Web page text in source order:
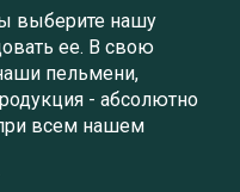
выберите нашу
ее. В свою
пельмени,
- абсолютно
всем нашем